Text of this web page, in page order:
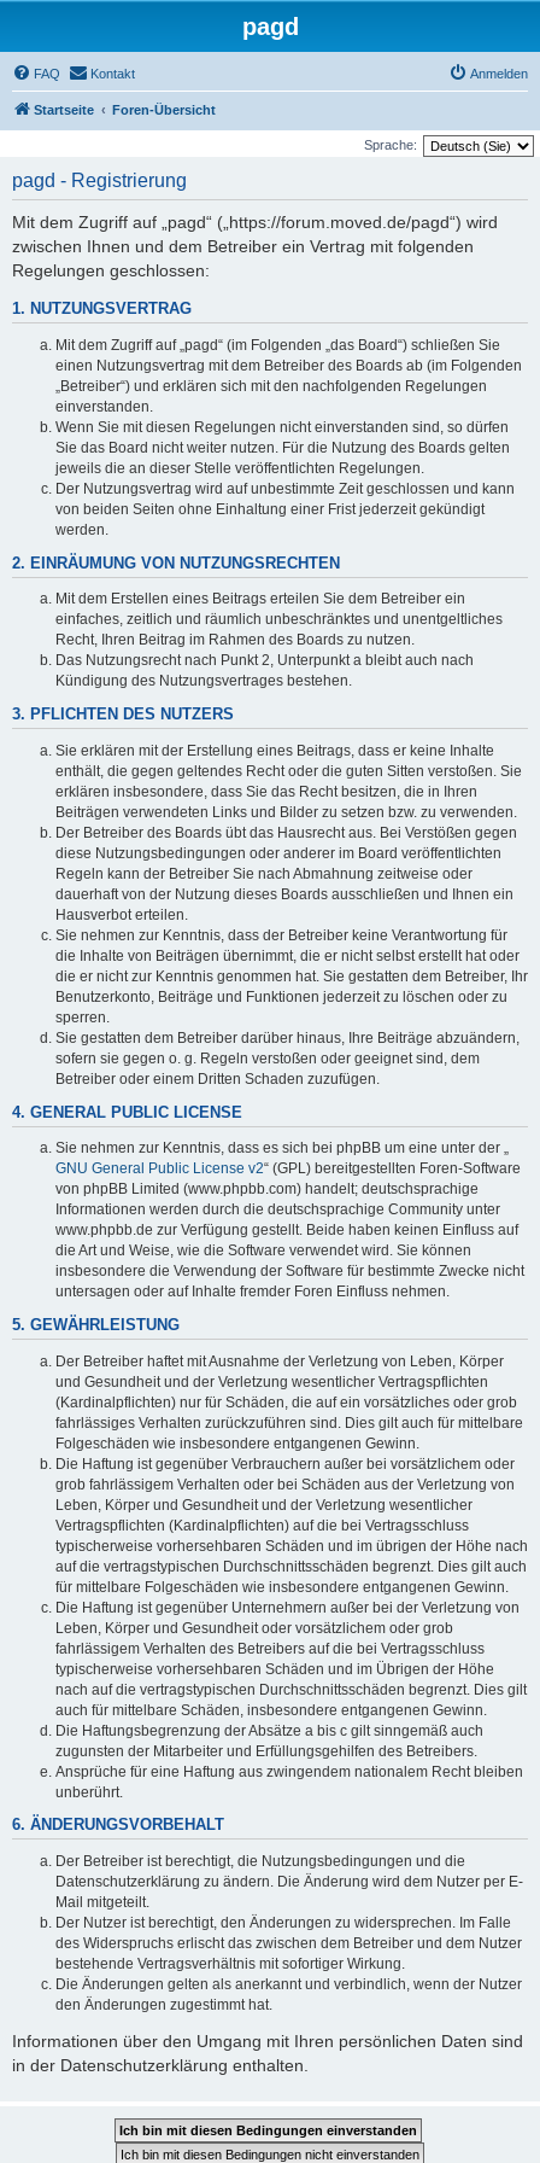
pagd
FAQ Kontakt Anmelden
Startseite Foren-Übersicht
Sprache:
pagd - Registrierung
Mit dem Zugriff auf „pagd“ („https://forum.moved.de/pagd“) wird
zwischen Ihnen und dem Betreiber ein Vertrag mit folgenden
Regelungen geschlossen:
1. NUTZUNGSVERTRAG
Mit dem Zugriff auf „pagd“ (im Folgenden „das Board“) schließen Sie
einen Nutzungsvertrag mit dem Betreiber des Boards ab (im Folgenden
„Betreiber“) und erklären sich mit den nachfolgenden Regelungen
einverstanden.
Wenn Sie mit diesen Regelungen nicht einverstanden sind, so dürfen
Sie das Board nicht weiter nutzen. Für die Nutzung des Boards gelten
jeweils die an dieser Stelle veröffentlichten Regelungen.
Der Nutzungsvertrag wird auf unbestimmte Zeit geschlossen und kann
von beiden Seiten ohne Einhaltung einer Frist jederzeit gekündigt
werden.
2. EINRÄUMUNG VON NUTZUNGSRECHTEN
Mit dem Erstellen eines Beitrags erteilen Sie dem Betreiber ein
einfaches, zeitlich und räumlich unbeschränktes und unentgeltliches
Recht, Ihren Beitrag im Rahmen des Boards zu nutzen.
Das Nutzungsrecht nach Punkt 2, Unterpunkt a bleibt auch nach
Kündigung des Nutzungsvertrages bestehen.
3. PFLICHTEN DES NUTZERS
Sie erklären mit der Erstellung eines Beitrags, dass er keine Inhalte
enthält, die gegen geltendes Recht oder die guten Sitten verstoßen. Sie
erklären insbesondere, dass Sie das Recht besitzen, die in Ihren
Beiträgen verwendeten Links und Bilder zu setzen bzw. zu verwenden.
Der Betreiber des Boards übt das Hausrecht aus. Bei Verstößen gegen
diese Nutzungsbedingungen oder anderer im Board veröffentlichten
Regeln kann der Betreiber Sie nach Abmahnung zeitweise oder
dauerhaft von der Nutzung dieses Boards ausschließen und Ihnen ein
Hausverbot erteilen.
Sie nehmen zur Kenntnis, dass der Betreiber keine Verantwortung für
die Inhalte von Beiträgen übernimmt, die er nicht selbst erstellt hat oder
die er nicht zur Kenntnis genommen hat. Sie gestatten dem Betreiber, Ihr
Benutzerkonto, Beiträge und Funktionen jederzeit zu löschen oder zu
sperren.
Sie gestatten dem Betreiber darüber hinaus, Ihre Beiträge abzuändern,
sofern sie gegen o. g. Regeln verstoßen oder geeignet sind, dem
Betreiber oder einem Dritten Schaden zuzufügen.
4. GENERAL PUBLIC LICENSE
Sie nehmen zur Kenntnis, dass es sich bei phpBB um eine unter der „
GNU General Public License v2“ (GPL) bereitgestellten Foren-Software
von phpBB Limited (www.phpbb.com) handelt; deutschsprachige
Informationen werden durch die deutschsprachige Community unter
www.phpbb.de zur Verfügung gestellt. Beide haben keinen Einfluss auf
die Art und Weise, wie die Software verwendet wird. Sie können
insbesondere die Verwendung der Software für bestimmte Zwecke nicht
untersagen oder auf Inhalte fremder Foren Einfluss nehmen.
5. GEWÄHRLEISTUNG
Der Betreiber haftet mit Ausnahme der Verletzung von Leben, Körper
und Gesundheit und der Verletzung wesentlicher Vertragspflichten
(Kardinalpflichten) nur für Schäden, die auf ein vorsätzliches oder grob
fahrlässiges Verhalten zurückzuführen sind. Dies gilt auch für mittelbare
Folgeschäden wie insbesondere entgangenen Gewinn.
Die Haftung ist gegenüber Verbrauchern außer bei vorsätzlichem oder
grob fahrlässigem Verhalten oder bei Schäden aus der Verletzung von
Leben, Körper und Gesundheit und der Verletzung wesentlicher
Vertragspflichten (Kardinalpflichten) auf die bei Vertragsschluss
typischerweise vorhersehbaren Schäden und im übrigen der Höhe nach
auf die vertragstypischen Durchschnittsschäden begrenzt. Dies gilt auch
für mittelbare Folgeschäden wie insbesondere entgangenen Gewinn.
Die Haftung ist gegenüber Unternehmern außer bei der Verletzung von
Leben, Körper und Gesundheit oder vorsätzlichem oder grob
fahrlässigem Verhalten des Betreibers auf die bei Vertragsschluss
typischerweise vorhersehbaren Schäden und im Übrigen der Höhe
nach auf die vertragstypischen Durchschnittsschäden begrenzt. Dies gilt
auch für mittelbare Schäden, insbesondere entgangenen Gewinn.
Die Haftungsbegrenzung der Absätze a bis c gilt sinngemäß auch
zugunsten der Mitarbeiter und Erfüllungsgehilfen des Betreibers.
Ansprüche für eine Haftung aus zwingendem nationalem Recht bleiben
unberührt.
6. ÄNDERUNGSVORBEHALT
Der Betreiber ist berechtigt, die Nutzungsbedingungen und die
Datenschutzerklärung zu ändern. Die Änderung wird dem Nutzer per E-
Mail mitgeteilt.
Der Nutzer ist berechtigt, den Änderungen zu widersprechen. Im Falle
des Widerspruchs erlischt das zwischen dem Betreiber und dem Nutzer
bestehende Vertragsverhältnis mit sofortiger Wirkung.
Die Änderungen gelten als anerkannt und verbindlich, wenn der Nutzer
den Änderungen zugestimmt hat.
Informationen über den Umgang mit Ihren persönlichen Daten sind
in der Datenschutzerklärung enthalten.